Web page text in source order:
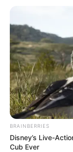
BRAINBERRIES
Disney’s Live-
Cub Ever